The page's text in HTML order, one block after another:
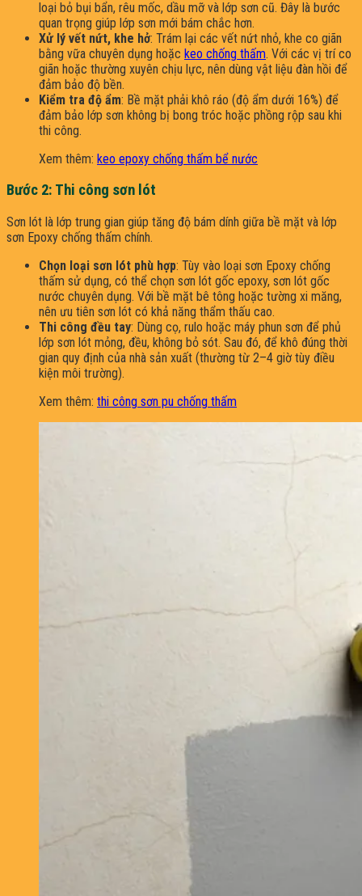
loại bỏ bụi bẩn, rêu mốc, dầu mỡ và lớp sơn cũ. Đây là bước
quan trọng giúp lớp sơn mới bám chắc hơn.
Xử lý vết nứt, khe hở: Trám lại các vết nứt nhỏ, khe co giãn
bằng vữa chuyên dụng hoặc keo chống thấm. Với các vị trí co
giãn hoặc thường xuyên chịu lực, nên dùng vật liệu đàn hồi để
đảm bảo độ bền.
Kiểm tra độ ẩm: Bề mặt phải khô ráo (độ ẩm dưới 16%) để
đảm bảo lớp sơn không bị bong tróc hoặc phồng rộp sau khi
thi công.
Xem thêm: keo epoxy chống thấm bể nước
Bước 2: Thi công sơn lót
Sơn lót là lớp trung gian giúp tăng độ bám dính giữa bề mặt và lớp
sơn Epoxy chống thấm chính.
Chọn loại sơn lót phù hợp: Tùy vào loại sơn Epoxy chống
thấm sử dụng, có thể chọn sơn lót gốc epoxy, sơn lót gốc
nước chuyên dụng. Với bề mặt bê tông hoặc tường xi măng,
nên ưu tiên sơn lót có khả năng thẩm thấu cao.
Thi công đều tay: Dùng cọ, rulo hoặc máy phun sơn để phủ
lớp sơn lót mỏng, đều, không bỏ sót. Sau đó, để khô đúng thời
gian quy định của nhà sản xuất (thường từ 2–4 giờ tùy điều
kiện môi trường).
Xem thêm: thi công sơn pu chống thấm